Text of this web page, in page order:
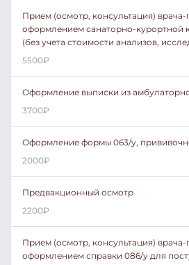
Прием (осмотр, консультация) врача-
оформлением санаторно-курортной
(без учета стоимости анализов,
5500₽
Оформление выписки из
3700₽
Оформление формы 063/у,
2000₽
Предвакционный осмотр
2200₽
Прием (осмотр, консультация) врача-
оформлением справки 086/у для